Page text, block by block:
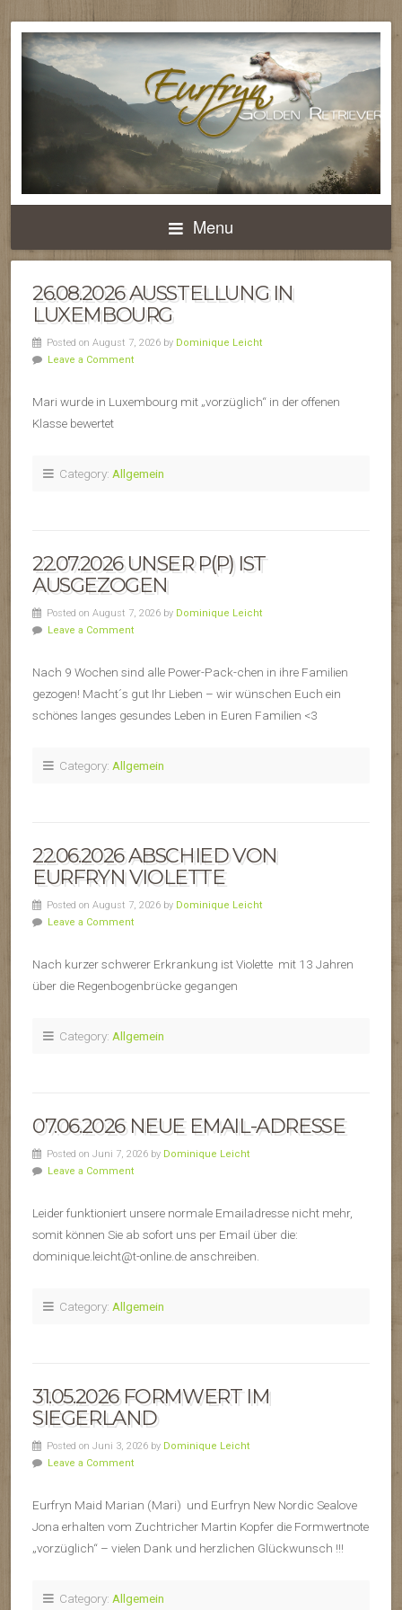
Menu
26.08.2026 AUSSTELLUNG IN
LUXEMBOURG
Posted on August 7, 2026 by Dominique Leicht
Leave a Comment
Mari wurde in Luxembourg mit „vorzüglich“ in der offenen
Klasse bewertet
Category: Allgemein
22.07.2026 UNSER P(P) IST
AUSGEZOGEN
Posted on August 7, 2026 by Dominique Leicht
Leave a Comment
Nach 9 Wochen sind alle Power-Pack-chen in ihre Familien
gezogen! Macht´s gut Ihr Lieben – wir wünschen Euch ein
schönes langes gesundes Leben in Euren Familien <3
Category: Allgemein
22.06.2026 ABSCHIED VON
EURFRYN VIOLETTE
Posted on August 7, 2026 by Dominique Leicht
Leave a Comment
Nach kurzer schwerer Erkrankung ist Violette mit 13 Jahren
über die Regenbogenbrücke gegangen
Category: Allgemein
07.06.2026 NEUE EMAIL-ADRESSE
Posted on Juni 7, 2026 by Dominique Leicht
Leave a Comment
Leider funktioniert unsere normale Emailadresse nicht mehr,
somit können Sie ab sofort uns per Email über die:
dominique.leicht@t-online.de anschreiben.
Category: Allgemein
31.05.2026 FORMWERT IM
SIEGERLAND
Posted on Juni 3, 2026 by Dominique Leicht
Leave a Comment
Eurfryn Maid Marian (Mari) und Eurfryn New Nordic Sealove
Jona erhalten vom Zuchtricher Martin Kopfer die Formwertnote
„vorzüglich“ – vielen Dank und herzlichen Glückwunsch !!!
Category: Allgemein